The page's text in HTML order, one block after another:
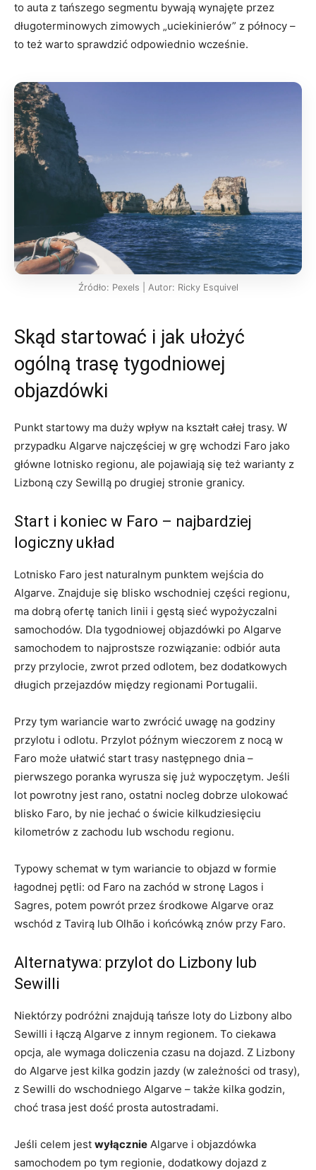
to auta z tańszego segmentu bywają wynajęte przez
długoterminowych zimowych „uciekinierów” z północy –
to też warto sprawdzić odpowiednio wcześnie.
Źródło: Pexels | Autor: Ricky Esquivel
Skąd startować i jak ułożyć
ogólną trasę tygodniowej
objazdówki
Punkt startowy ma duży wpływ na kształt całej trasy. W
przypadku Algarve najczęściej w grę wchodzi Faro jako
główne lotnisko regionu, ale pojawiają się też warianty z
Lizboną czy Sewillą po drugiej stronie granicy.
Start i koniec w Faro – najbardziej
logiczny układ
Lotnisko Faro jest naturalnym punktem wejścia do
Algarve. Znajduje się blisko wschodniej części regionu,
ma dobrą ofertę tanich linii i gęstą sieć wypożyczalni
samochodów. Dla tygodniowej objazdówki po Algarve
samochodem to najprostsze rozwiązanie: odbiór auta
przy przylocie, zwrot przed odlotem, bez dodatkowych
długich przejazdów między regionami Portugalii.
Przy tym wariancie warto zwrócić uwagę na godziny
przylotu i odlotu. Przylot późnym wieczorem z nocą w
Faro może ułatwić start trasy następnego dnia –
pierwszego poranka wyrusza się już wypoczętym. Jeśli
lot powrotny jest rano, ostatni nocleg dobrze ulokować
blisko Faro, by nie jechać o świcie kilkudziesięciu
kilometrów z zachodu lub wschodu regionu.
Typowy schemat w tym wariancie to objazd w formie
łagodnej pętli: od Faro na zachód w stronę Lagos i
Sagres, potem powrót przez środkowe Algarve oraz
wschód z Tavirą lub Olhão i końcówką znów przy Faro.
Alternatywa: przylot do Lizbony lub
Sewilli
Niektórzy podróżni znajdują tańsze loty do Lizbony albo
Sewilli i łączą Algarve z innym regionem. To ciekawa
opcja, ale wymaga doliczenia czasu na dojazd. Z Lizbony
do Algarve jest kilka godzin jazdy (w zależności od trasy),
z Sewilli do wschodniego Algarve – także kilka godzin,
choć trasa jest dość prosta autostradami.
Jeśli celem jest wyłącznie Algarve i objazdówka
samochodem po tym regionie, dodatkowy dojazd z